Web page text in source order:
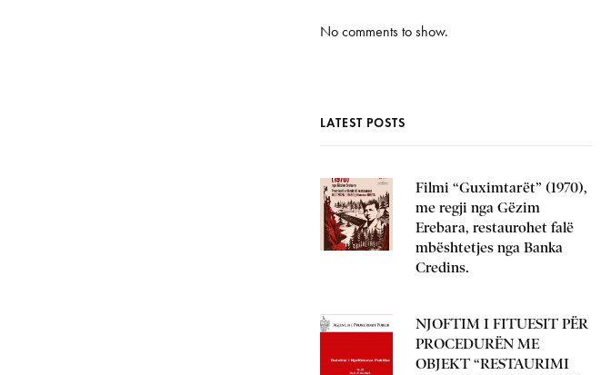
No comments to show.
LATEST POSTS
Filmi “Guximtarët” (1970),
me regji nga Gëzim
Erebara, restaurohet falë
mbështetjes nga Banka
Credins.
NJOFTIM I FITUESIT PËR
PROCEDURËN ME
OBJEKT “RESTAURIMI